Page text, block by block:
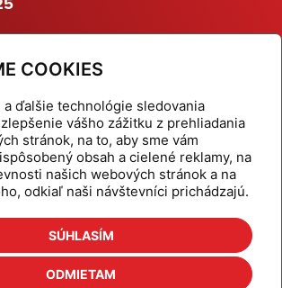
COOKIES
a ďalšie technológie sledovania
vášho zážitku z prehliadania
stránok, na to, aby sme vám
obsah a cielené reklamy, na
našich webových stránok a na
odkiaľ naši návštevníci prichádzajú.
SÚHLASÍM
ODMIETAM
ventily
Produkty
Odber šikovné tipy
Cenníky
Referencie
Kontakt